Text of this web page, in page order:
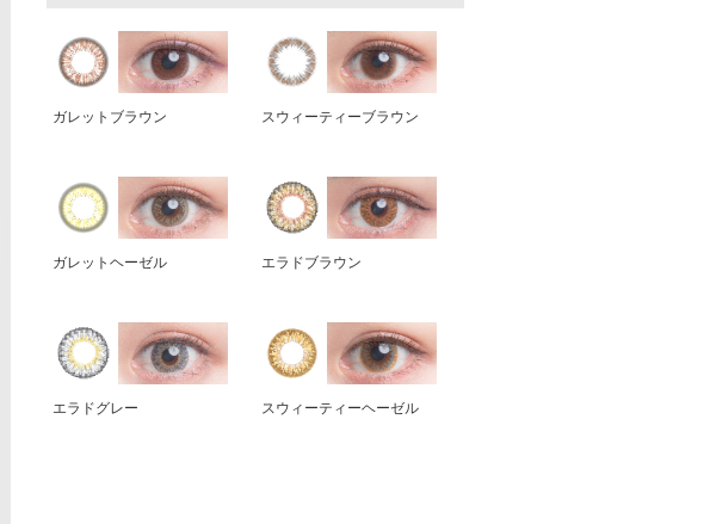
ガレットブラウン スウィーティーブラウン
ガレットヘーゼル エラドブラウン
エラドグレー スウィーティーヘーゼル